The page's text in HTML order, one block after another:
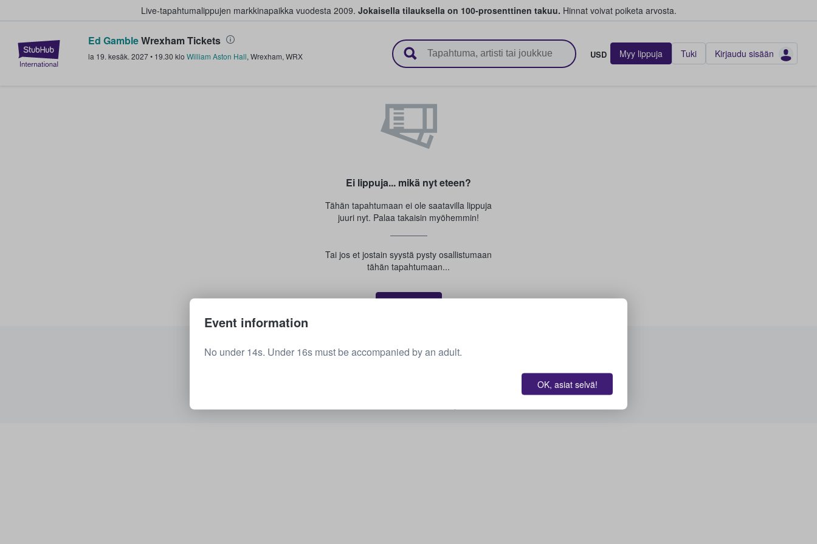
Live-tapahtumalippujen markkinapaikka vuodesta 2009. Jokaisella tilauksella on 100-prosenttinen takuu. Hinnat voivat poiketa arvosta.
StubHub - missä fanit ostavat ja myyvät lippuja
Ed GambleWrexham Tickets
la 19. kesäk. 2027• 19.30 klo William Aston Hall, Wrexham, WRX USD Myy lippuja Tuki Kirjaudu sisään
Ei lippuja... mikä nyt eteen?
Tähän tapahtumaan ei ole saatavilla lippuja
juuri nyt. Palaa takaisin myöhemmin!
Tai jos et jostain syystä pysty osallistumaan
tähän tapahtumaan...
Näytä kaikki tulevat tapahtumat
Event information
No under 14s. Under 16s must be accompanied by an adult.
OK, asiat selvä!